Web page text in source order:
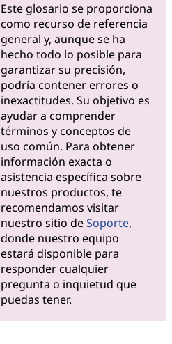
Este glosario se proporciona
como recurso de referencia
general y, aunque se ha
hecho todo lo posible para
garantizar su precisión,
podría contener errores o
inexactitudes. Su objetivo es
ayudar a comprender
términos y conceptos de
uso común. Para obtener
información exacta o
asistencia específica sobre
nuestros productos, te
recomendamos visitar
nuestro sitio deSoporte,
donde nuestro equipo
estará disponible para
responder cualquier
pregunta o inquietud que
puedas tener.